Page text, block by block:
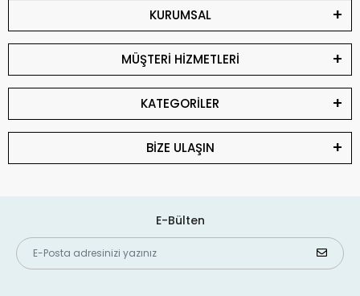
KURUMSAL
MÜŞTERİ HİZMETLERİ
KATEGORİLER
BİZE ULAŞIN
E-Bülten